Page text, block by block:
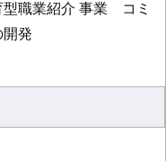
型職業紹介 事業 コミ
開発